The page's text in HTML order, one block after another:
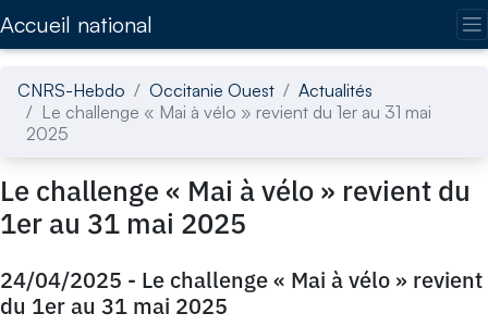
Accueil national
CNRS-Hebdo Occitanie Ouest
Actualités
Le challenge « Mai à vélo » revient du 1er au 31 mai
2025
Le challenge « Mai à vélo » revient du
1er au 31 mai 2025
24/04/2025 - Le challenge « Mai à vélo » revient
du 1er au 31 mai 2025